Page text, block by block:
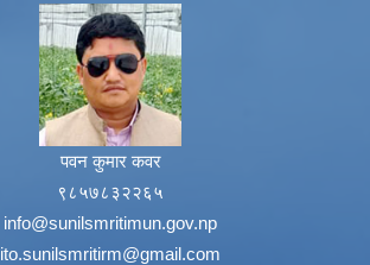
पवन कुमार कवर
९८५७८३२२६५
info@sunilsmritimun.gov.np
ito.sunilsmritirm@gmail.com